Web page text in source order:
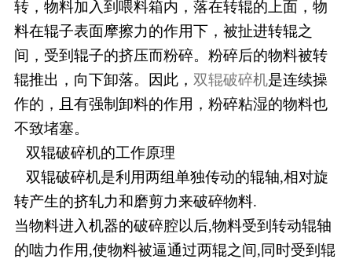
转，物料加入到喂料箱内，落在转辊的上面，物
料在辊子表面摩擦力的作用下，被扯进转辊之
间，受到辊子的挤压而粉碎。粉碎后的物料被转
辊推出，向下卸落。因此， 双辊破碎机是连续操
作的，且有强制卸料的作用，粉碎粘湿的物料也
不致堵塞。
双辊破碎机的工作原理
双辊破碎机是利用两组单独传动的辊轴,相对旋
转产生的挤轧力和磨剪力来破碎物料.
当物料进入机器的破碎腔以后,物料受到转动辊轴
的啮力作用,使物料被逼通过两辊之间,同时受到辊